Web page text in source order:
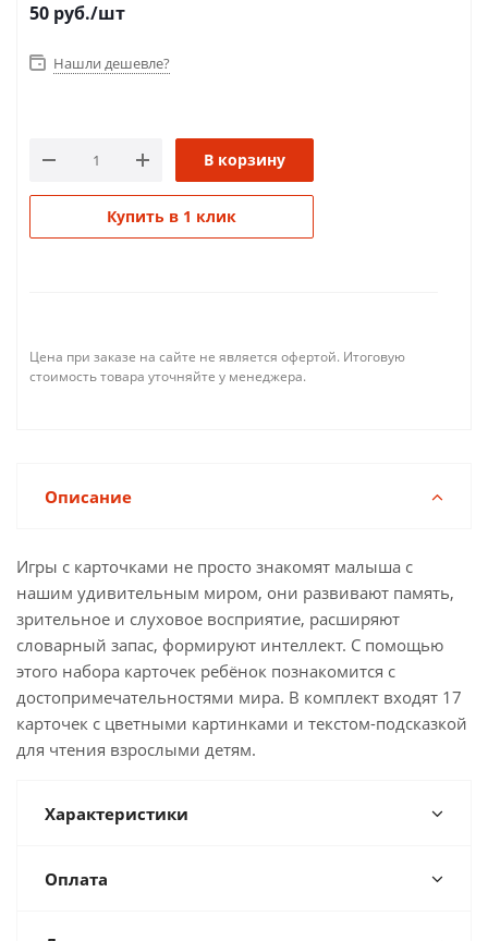
50 руб./шт
Нашли дешевле?
В корзину
Купить в 1 клик
Цена при заказе на сайте не является офертой. Итоговую
стоимость товара уточняйте у менеджера.
Описание
Игры с карточками не просто знакомят малыша с
нашим удивительным миром, они развивают память,
зрительное и слуховое восприятие, расширяют
словарный запас, формируют интеллект. С помощью
этого набора карточек ребёнок познакомится с
достопримечательностями мира. В комплект входят 17
карточек с цветными картинками и текстом-подсказкой
для чтения взрослыми детям.
Характеристики
Оплата